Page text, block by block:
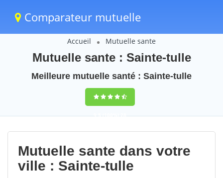
Comparateur mutuelle
Accueil Mutuelle sante
Mutuelle sante : Sainte-tulle
Meilleure mutuelle santé : Sainte-tulle
9,5(100%)28
votes
Mutuelle sante dans votre
ville : Sainte-tulle